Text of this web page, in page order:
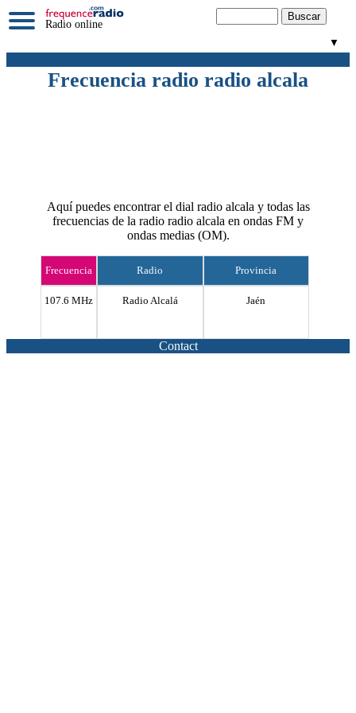
Radio online
▼
Frecuencia radio radio alcala
Aquí puedes encontrar el dial radio alcala y todas las
frecuencias de la radio radio alcala en ondas FM y
ondas medias (OM).
Frecuencia Radio Provincia
107.6 MHz Radio Alcalá Jaén
Contact